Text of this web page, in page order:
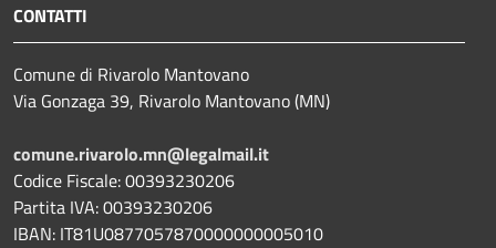
CONTATTI
Comune di Rivarolo Mantovano
Via Gonzaga 39, Rivarolo Mantovano (MN)
comune.rivarolo.mn@legalmail.it
Codice Fiscale: 00393230206
Partita IVA: 00393230206
IBAN: IT81U0877057870000000005010